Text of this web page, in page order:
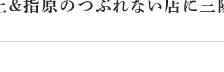
上&指原のつぶれない店に三